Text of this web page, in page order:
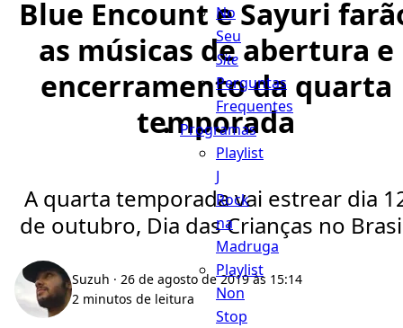
No
Seu
Site
Perguntas
Frequentes
Programas
Playlist
J
Rock
na
Madruga
Playlist
Non
Stop
Blue Encount e Sayuri
as músicas de abertura e
encerramento da quarta
temporada
A quarta temporada vai estrear dia
de outubro, Dia das Crianças no
Suzuh · 26 de agosto de 2019 às 15:14
2 minutos de leitura